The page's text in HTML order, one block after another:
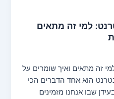
למי זה מתאים
זה מתאים ואיך שומרים על
הוא אחד הדברים הכי
שבו אנחנו מזמינים